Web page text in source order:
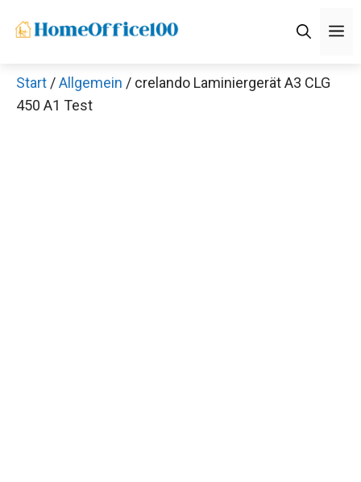
Inhalt
Start /Allgemein / crelando Laminiergerät A3 CLG
450 A1 Test